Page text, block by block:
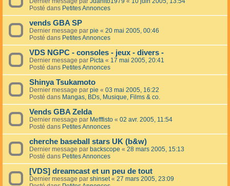
Posté dans Petites Annonces
vends GBA SP
Dernier message par pie « 20 mai 2005, 00:46
Posté dans Petites Annonces
VDS NGPC - consoles - jeux - divers -
Dernier message par Picta « 17 mai 2005, 20:41
Posté dans Petites Annonces
Shinya Tsukamoto
Dernier message par pie « 03 mai 2005, 16:22
Posté dans Mangas, BDs, Musique, Films & co.
Vends GBA Zelda
Dernier message par Mefffisto « 02 avr. 2005, 11:54
Posté dans Petites Annonces
cherche baseball stars UK (b&w)
Dernier message par backscope « 28 mars 2005, 15:13
Posté dans Petites Annonces
[VDS] dreamcast et un peu de tout
Dernier message par shinset« 27 mars 2005, 23:09